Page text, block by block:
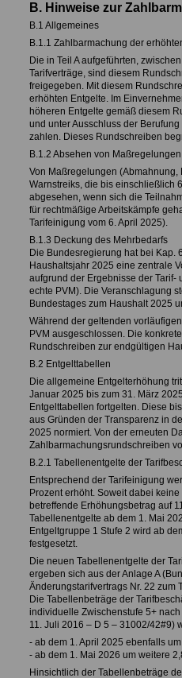
B. Hinweise zur
B.1 Allgemeines
B.1.1 Zahlbarmachung der
Die in Teil A aufgeführten,
Tarifverträge, sind diesem
freigegeben. Mit diesem
erhöhten Entgelte. Im
höheren Entgelte gemäß diesem
und unter Ausschluss der
zahlen. Dieses Rundschreiben
B.1.2 Absehen von Maßregelungen
Von Maßregelungen (Abmahnung,
Warnstreiks, die bis einschließlich
abgesehen, wenn sich die
für rechtmäßige Arbeitskämpfe
Tarifeinigung vom 6. April 2025).
B.1.3 Deckung des Mehrbedarfs
Die Bundesregierung hat bei Kap.
Haushaltsjahr 2025 eine zentrale
aufgrund der Ergebnisse der
echte PVM). Die Veranschlagung
Bundestages zum Haushalt 2025
Während der geltenden
PVM ausgeschlossen. Die
Rundschreiben zur endgültigen
B.2 Entgelttabellen
Die allgemeine Entgelterhöhung
Januar 2025 bis zum 31. März
Entgelttabellen fortgelten. Diese
aus Gründen der Transparenz in
2025 normiert. Von der erneuten
Zahlbarmachungsrundschreiben
B.2.1 Tabellenentgelte der
Entsprechend der Tarifeinigung
Prozent erhöht. Soweit dabei
betreffende Erhöhungsbetrag auf
Tabellenentgelte ab dem 1. Mai
Entgeltgruppe 1 Stufe 2 wird ab
festgesetzt.
Die neuen Tabellenentgelte der
ergeben sich aus der Anlage A
Änderungstarifvertrags Nr. 22 zum
Die Tabellenbeträge der
individuelle Zwischenstufe 5+
11. Juli 2016 – D 5 – 31002/42#9)
- ab dem 1. April 2025 ebenfalls
- ab dem 1. Mai 2026 um weitere
Hinsichtlich der Tabellenbeträge